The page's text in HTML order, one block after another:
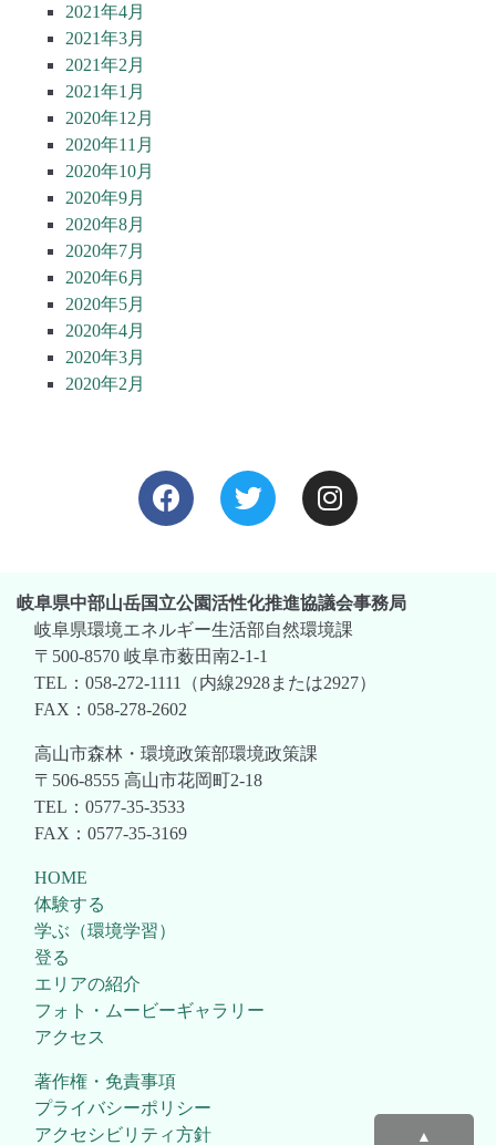
2021年4月
2021年3月
2021年2月
2021年1月
2020年12月
2020年11月
2020年10月
2020年9月
2020年8月
2020年7月
2020年6月
2020年5月
2020年4月
2020年3月
2020年2月
岐阜県中部山岳国立公園活性化推進協議会事務局
岐阜県環境エネルギー生活部自然環境課
〒500-8570 岐阜市薮田南2-1-1
TEL：058-272-1111（内線2928または2927）
FAX：058-278-2602
高山市森林・環境政策部環境政策課
〒506-8555 高山市花岡町2-18
TEL：0577-35-3533
FAX：0577-35-3169
HOME
体験する
学ぶ（環境学習）
登る
エリアの紹介
フォト・ムービーギャラリー
アクセス
著作権・免責事項
プライバシーポリシー
アクセシビリティ方針
▲